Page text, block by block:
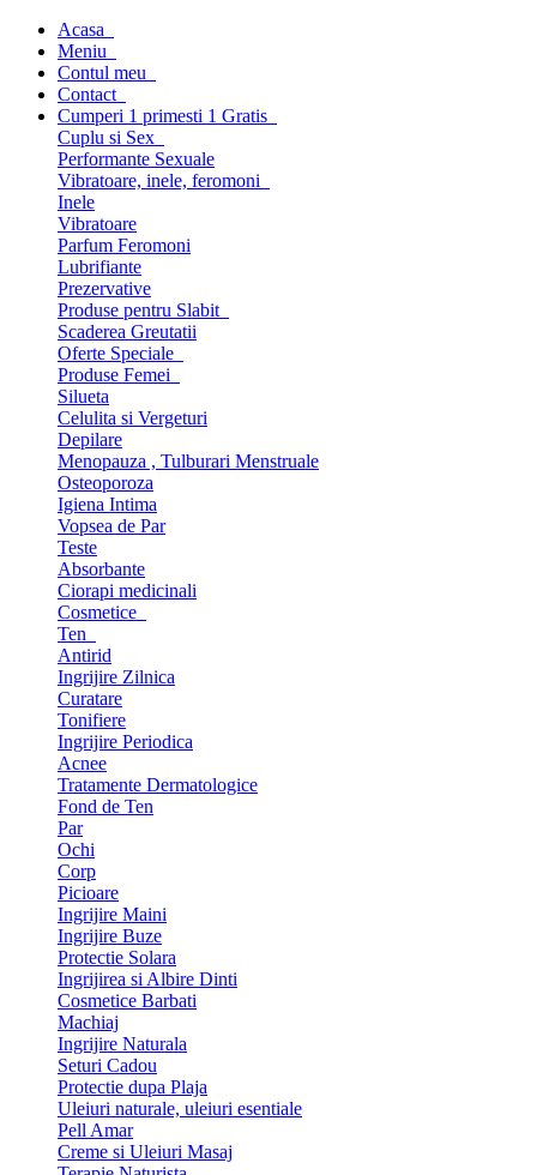
Acasa
Meniu
Contul meu
Contact
Cumperi 1 primesti 1 Gratis
Cuplu si Sex
Performante Sexuale
Vibratoare, inele, feromoni
Inele
Vibratoare
Parfum Feromoni
Lubrifiante
Prezervative
Produse pentru Slabit
Scaderea Greutatii
Oferte Speciale
Produse Femei
Silueta
Celulita si Vergeturi
Depilare
Menopauza , Tulburari Menstruale
Osteoporoza
Igiena Intima
Vopsea de Par
Teste
Absorbante
Ciorapi medicinali
Cosmetice
Ten
Antirid
Ingrijire Zilnica
Curatare
Tonifiere
Ingrijire Periodica
Acnee
Tratamente Dermatologice
Fond de Ten
Par
Ochi
Corp
Picioare
Ingrijire Maini
Ingrijire Buze
Protectie Solara
Ingrijirea si Albire Dinti
Cosmetice Barbati
Machiaj
Ingrijire Naturala
Seturi Cadou
Protectie dupa Plaja
Uleiuri naturale, uleiuri esentiale
Pell Amar
Creme si Uleiuri Masaj